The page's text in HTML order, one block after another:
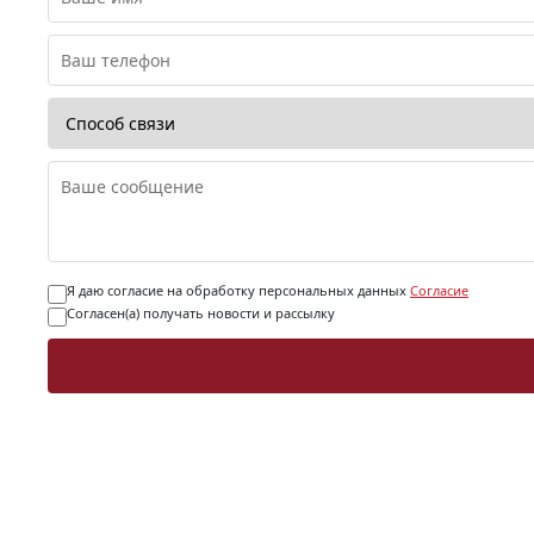
Я даю согласие на обработку персональных данных Согласие
Согласен(а) получать новости и рассылку